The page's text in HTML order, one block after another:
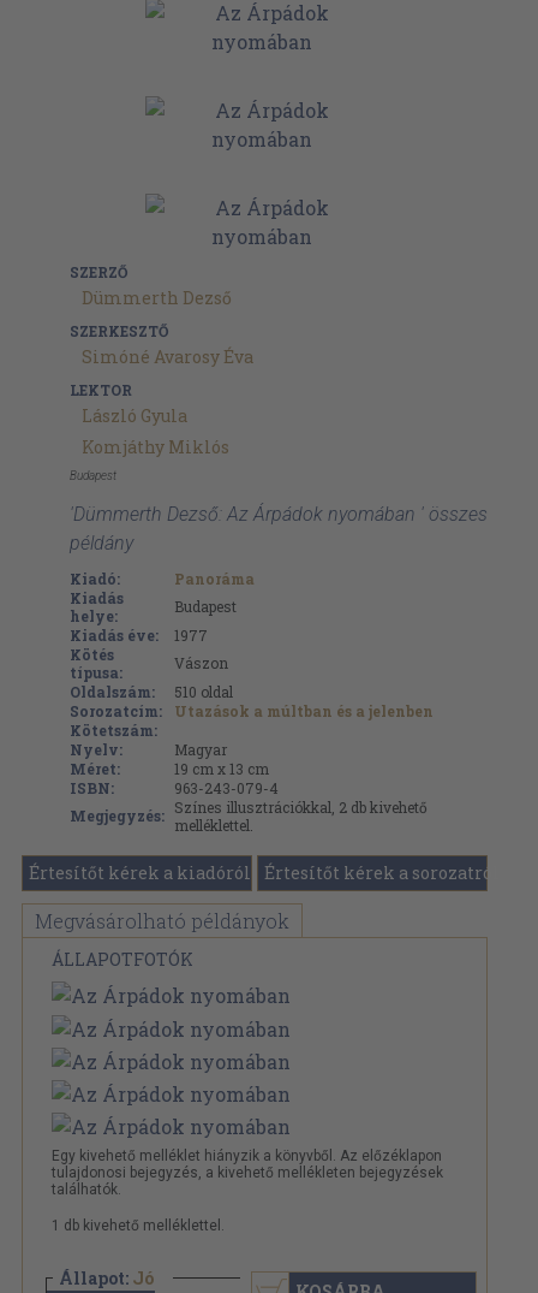
SZERZŐ
Dümmerth Dezső
SZERKESZTŐ
Simóné Avarosy Éva
LEKTOR
László Gyula
Komjáthy Miklós
Budapest
'Dümmerth Dezső: Az Árpádok nyomában ' összes
példány
Kiadó:
Panoráma
Kiadás
helye:
Budapest
Kiadás éve:
1977
Kötés
típusa:
Vászon
Oldalszám:
510 oldal
Sorozatcím:
Utazások a múltban és a jelenben
Kötetszám:
Nyelv:
Magyar
Méret:
19 cm x 13 cm
ISBN:
963-243-079-4
Megjegyzés: Színes illusztrációkkal, 2 db kivehető
melléklettel.
Értesítőt kérek a kiadóról Értesítőt kérek a sorozatról
Megvásárolható példányok
ÁLLAPOTFOTÓK
Egy kivehető melléklet hiányzik a könyvből. Az előzéklapon
tulajdonosi bejegyzés, a kivehető mellékleten bejegyzések
találhatók.
1 db kivehető melléklettel.
Állapot: Jó